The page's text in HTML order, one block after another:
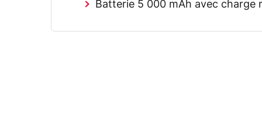
Batterie 5 000 mAh avec charge